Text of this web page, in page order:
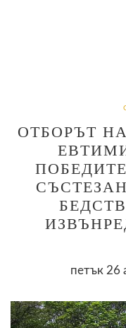
ОТБОРЪТ
петък 26